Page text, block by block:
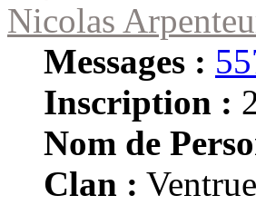
Nicolas
Messages :
Inscription :
Nom de
Clan : Ventrue